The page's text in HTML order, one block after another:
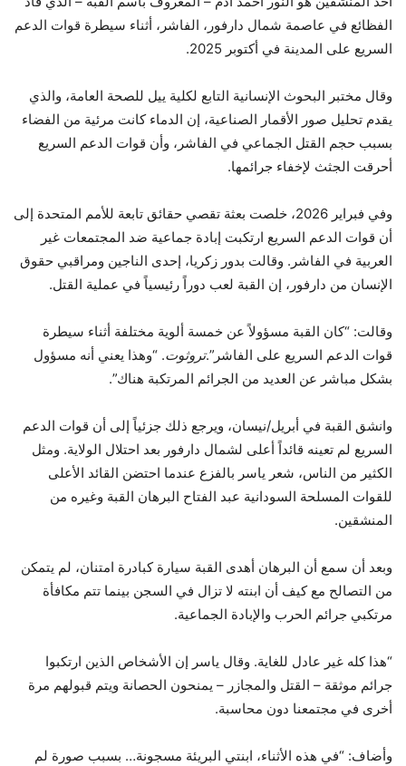
الفظائع في عاصمة شمال دارفور، الفاشر، أثناء سيطرة قوات الدعم
السريع على المدينة في أكتوبر 2025.
وقال مختبر البحوث الإنسانية التابع لكلية ييل للصحة العامة، والذي
يقدم تحليل صور الأقمار الصناعية، إن الدماء كانت مرئية من الفضاء
بسبب حجم القتل الجماعي في الفاشر، وأن قوات الدعم السريع
أحرقت الجثث لإخفاء جرائمها.
وفي فبراير 2026، خلصت بعثة تقصي حقائق تابعة للأمم المتحدة إلى
أن قوات الدعم السريع ارتكبت إبادة جماعية ضد المجتمعات غير
العربية في الفاشر. وقالت بدور زكريا، إحدى الناجين ومراقبي حقوق
الإنسان من دارفور، إن القبة لعب دوراً رئيسياً في عملية القتل.
وقالت: “كان القبة مسؤولاً عن خمسة ألوية مختلفة أثناء سيطرة
قوات الدعم السريع على الفاشر”.تروثوت. “وهذا يعني أنه مسؤول
بشكل مباشر عن العديد من الجرائم المرتكبة هناك”.
وانشق القبة في أبريل/نيسان، ويرجع ذلك جزئياً إلى أن قوات الدعم
السريع لم تعينه قائداً أعلى لشمال دارفور بعد احتلال الولاية. ومثل
الكثير من الناس، شعر ياسر بالفزع عندما احتضن القائد الأعلى
للقوات المسلحة السودانية عبد الفتاح البرهان القبة وغيره من
المنشقين.
وبعد أن سمع أن البرهان أهدى القبة سيارة كبادرة امتنان، لم يتمكن
من التصالح مع كيف أن ابنته لا تزال في السجن بينما تتم مكافأة
مرتكبي جرائم الحرب والإبادة الجماعية.
“هذا كله غير عادل للغاية. وقال ياسر إن الأشخاص الذين ارتكبوا
جرائم موثقة – القتل والمجازر – يمنحون الحصانة ويتم قبولهم مرة
أخرى في مجتمعنا دون محاسبة.
وأضاف: “في هذه الأثناء، ابنتي البريئة مسجونة… بسبب صورة لم